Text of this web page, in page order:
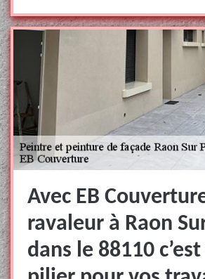
Avec EB
ravaleur à Raon
dans le 88110